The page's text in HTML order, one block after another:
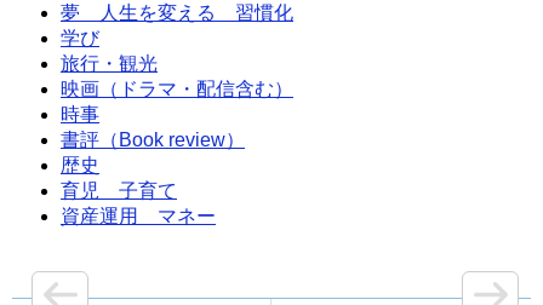
夢 人生を変える 習慣化
学び
旅行・観光
映画（ドラマ・配信含む）
時事
書評（Book review）
歴史
育児 子育て
資産運用 マネー